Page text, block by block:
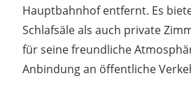
Hauptbahnhof entfernt. Es
Schlafsäle als auch private
für seine freundliche
Anbindung an öffentliche